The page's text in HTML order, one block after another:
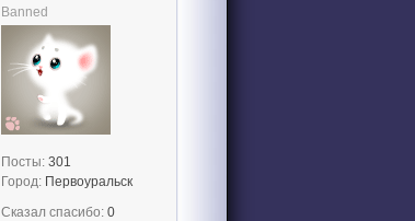
Banned
Посты: 301
Город: Первоуральск
Сказал спасибо: 0